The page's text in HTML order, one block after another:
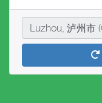
StadtLuzhou, 泸州市